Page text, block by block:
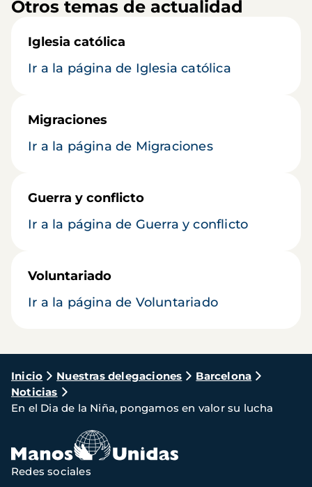
Otros temas de actualidad
Iglesia católica
Ir a la página de Iglesia católica
Migraciones
Ir a la página de Migraciones
Guerra y conflicto
Ir a la página de Guerra y conflicto
Voluntariado
Ir a la página de Voluntariado
Ruta
de
navegación
Inicio Nuestras delegaciones
Barcelona
Noticias
En el Dia de la Niña, pongamos en valor su lucha
Redes sociales